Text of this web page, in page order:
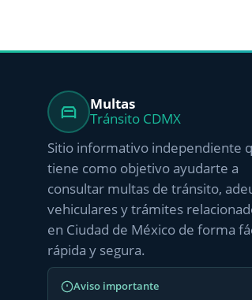
Multas
Tránsito CDMX
Sitio informativo independiente
tiene como objetivo ayudarte a
consultar multas de tránsito,
vehiculares y trámites
en Ciudad de México de forma
rápida y segura.
Aviso importante